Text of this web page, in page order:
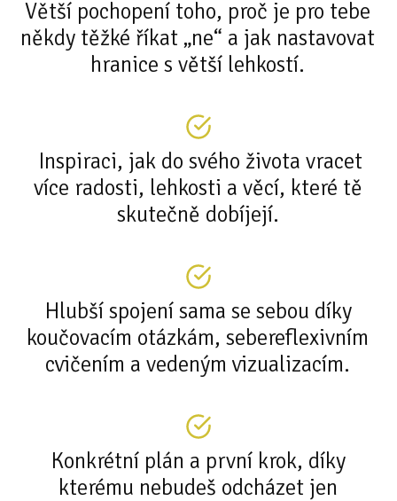
Větší pochopení toho, proč je pro tebe
někdy těžké říkat „ne“ a jak nastavovat
hranice s větší lehkostí.
Inspiraci, jak do svého života vracet
více radosti, lehkosti a věcí, které tě
skutečně dobíjejí.
Hlubší spojení sama se sebou díky
koučovacím otázkám, sebereflexivním
cvičením a vedeným vizualizacím.
Konkrétní plán a první krok, díky
kterému nebudeš odcházet jen